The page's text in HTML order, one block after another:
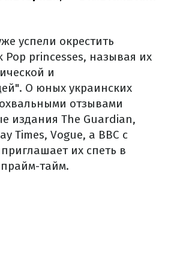
успели окрестить
Pop princesses, называя их
и
О юных украинских
отзывами
издания The Guardian,
Times, Vogue, а ВВС с
их спеть в
тайм.